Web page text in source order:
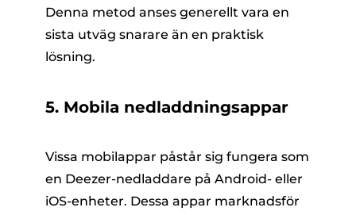
Denna metod anses generellt vara en
sista utväg snarare än en praktisk
lösning.
5. Mobila nedladdningsappar
Vissa mobilappar påstår sig fungera som
en Deezer-nedladdare på Android- eller
iOS-enheter. Dessa appar marknadsför